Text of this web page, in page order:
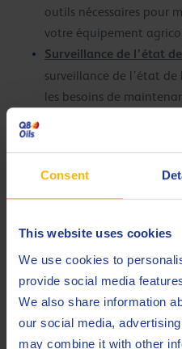
Consent
This website uses cookies
We use cookies to
provide social media
We also share information
our social media,
may combine it with other
outils nécessaires pour
votre équipement
Surveillance de l’état
surveillance de l’état
les besoins de
coûteuses et à assurer
activement vos niveaux
produits en vrac Q8Oils,
conduisant à des
Développement
seulement un
la croissance de votre